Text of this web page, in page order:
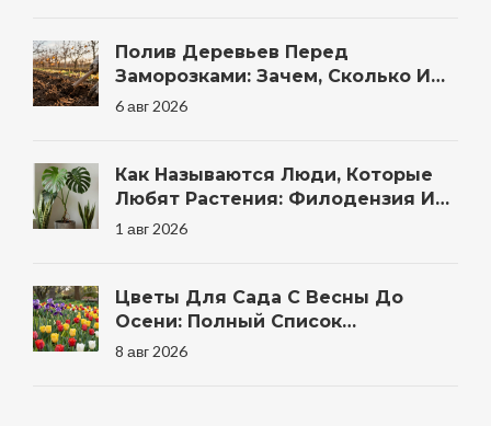
Полив Деревьев Перед
Заморозками: Зачем, Сколько И
Когда Правильно
6 авг 2026
Как Называются Люди, Которые
Любят Растения: Филодензия И
Другие Термины
1 авг 2026
Цветы Для Сада С Весны До
Осени: Полный Список
Неприхотливых Многолетников И
8 авг 2026